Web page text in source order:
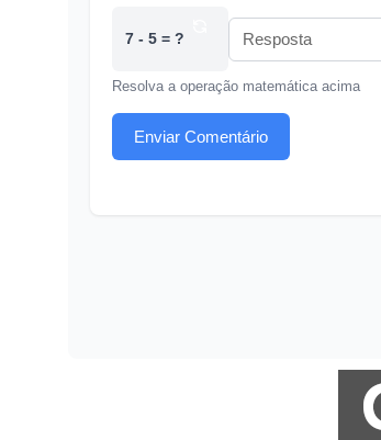
7 - 5 = ?
Resolva a operação matemática acima
Enviar Comentário